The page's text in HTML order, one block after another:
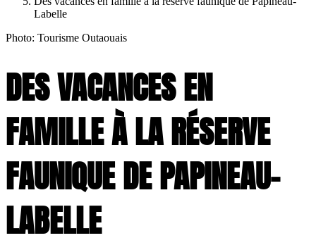
Labelle
Photo: Tourisme Outaouais
DES VACANCES EN
FAMILLE À LA RÉSERVE
FAUNIQUE DE PAPINEAU-
LABELLE